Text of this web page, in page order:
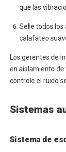
que las
Selle todos los
calafateo
Los gerentes de
en aislamiento de
controle el ruido
Sistemas
Sistema de